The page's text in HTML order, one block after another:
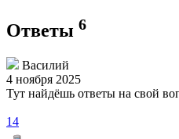
Ответы 6
Василий
4 ноября 2025
Тут найдёшь ответы на свой
14